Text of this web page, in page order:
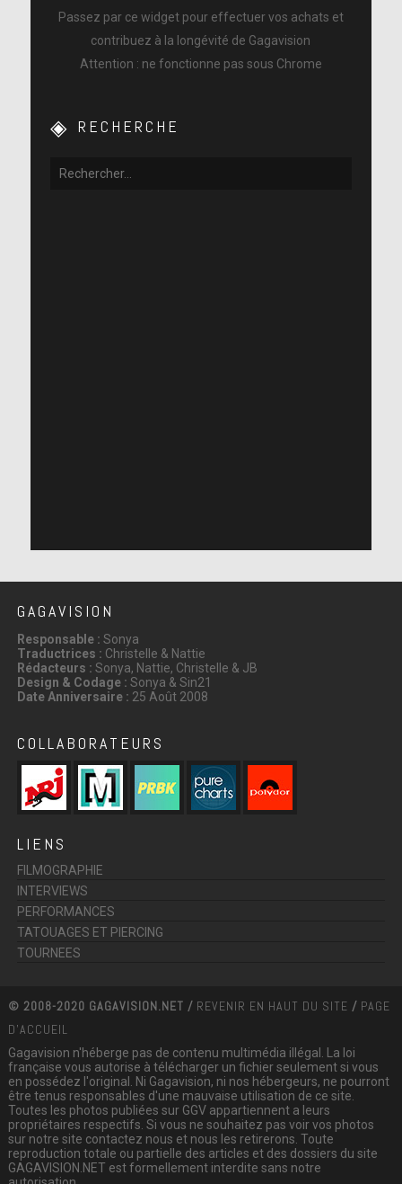
Passez par ce widget pour effectuer vos achats et
contribuez à la longévité de Gagavision
Attention : ne fonctionne pas sous Chrome
RECHERCHE
GAGAVISION
Responsable : Sonya
Traductrices : Christelle & Nattie
Rédacteurs : Sonya, Nattie, Christelle & JB
Design & Codage : Sonya & Sin21
Date Anniversaire : 25 Août 2008
COLLABORATEURS
LIENS
FILMOGRAPHIE
INTERVIEWS
PERFORMANCES
TATOUAGES ET PIERCING
TOURNEES
© 2008-2020 GAGAVISION.NET / REVENIR EN HAUT DU SITE / PAGE
D'ACCUEIL
Gagavision n'héberge pas de contenu multimédia illégal. La loi
française vous autorise à télécharger un fichier seulement si vous
en possédez l'original. Ni Gagavision, ni nos hébergeurs, ne pourront
être tenus responsables d'une mauvaise utilisation de ce site.
Toutes les photos publiées sur GGV appartiennent a leurs
propriétaires respectifs. Si vous ne souhaitez pas voir vos photos
sur notre site contactez nous et nous les retirerons. Toute
reproduction totale ou partielle des articles et des dossiers du site
GAGAVISION.NET est formellement interdite sans notre